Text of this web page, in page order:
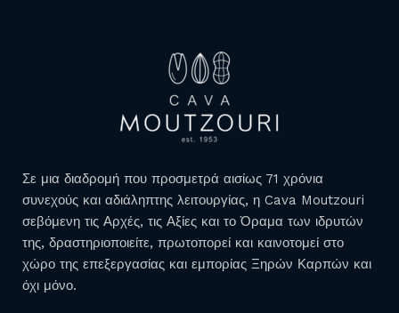
Σε μια διαδρομή που προσμετρά αισίως 71 χρόνια
συνεχούς και αδιάληπτης λειτουργίας, η Cava Moutzouri
σεβόμενη τις Αρχές, τις Αξίες και το Όραμα των ιδρυτών
της, δραστηριοποιείτε, πρωτοπορεί και καινοτομεί στο
χώρο της επεξεργασίας και εμπορίας Ξηρών Καρπών και
όχι μόνο.